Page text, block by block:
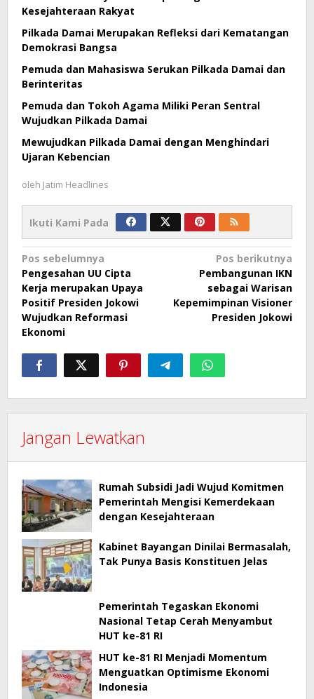
Kesejahteraan Rakyat
Pilkada Damai Merupakan Refleksi dari Kematangan
Demokrasi Bangsa
Pemuda dan Mahasiswa Serukan Pilkada Damai dan
Berinteritas
Pemuda dan Tokoh Agama Miliki Peran Sentral
Wujudkan Pilkada Damai
Mewujudkan Pilkada Damai dengan Menghindari
Ujaran Kebencian
oleh Jatim Headlines
Ikuti Kami Pada
Navigasi
pos
Pos sebelumnya
Pengesahan UU Cipta
Kerja merupakan Upaya
Positif Presiden Jokowi
Wujudkan Reformasi
Ekonomi
Pos berikutnya
Pembangunan IKN
sebagai Warisan
Kepemimpinan Visioner
Presiden Jokowi
Jangan Lewatkan
Rumah Subsidi Jadi Wujud Komitmen
Pemerintah Mengisi Kemerdekaan
dengan Kesejahteraan
Kabinet Bayangan Dinilai Bermasalah,
Tak Punya Basis Konstituen Jelas
Pemerintah Tegaskan Ekonomi
Nasional Tetap Cerah Menyambut
HUT ke-81 RI
HUT ke-81 RI Menjadi Momentum
Menguatkan Optimisme Ekonomi
Indonesia